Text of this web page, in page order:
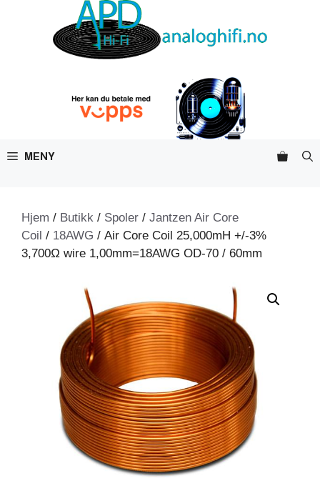
MENY
Hjem / Butikk / Spoler / Jantzen Air Core
Coil / 18AWG / Air Core Coil 25,000mH +/-3%
3,700Ω wire 1,00mm=18AWG OD-70 / 60mm